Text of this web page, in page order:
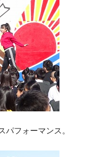
パフォーマンス。